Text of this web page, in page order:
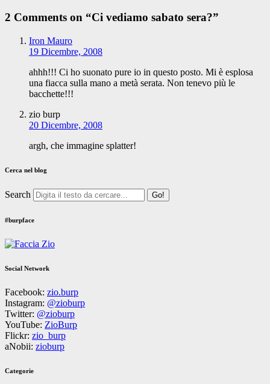
2 Comments on “Ci vediamo sabato sera?”
Iron Mauro
19 Dicembre, 2008
ahhh!!! Ci ho suonato pure io in questo posto. Mi è esplosa
una fiacca sulla mano a metà serata. Non tenevo più le
bacchette!!!
zio burp
20 Dicembre, 2008
argh, che immagine splatter!
Cerca nel blog
Search
#burpface
Social Network
Facebook: zio.burp
Instagram: @zioburp
Twitter: @zioburp
YouTube: ZioBurp
Flickr: zio_burp
aNobii: zioburp
Categorie